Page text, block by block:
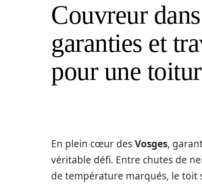
Couvreur
garanties et
pour une
En plein cœur desVosges,
véritable défi. Entre chutes de
de température marqués, le toit